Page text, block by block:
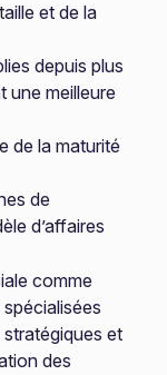
et de la
depuis plus
une meilleure
de la maturité
de
d’affaires
comme
et
des